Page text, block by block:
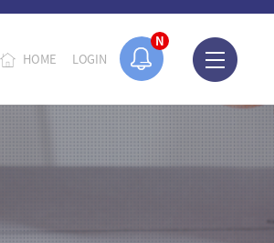
N
HOME LOGIN